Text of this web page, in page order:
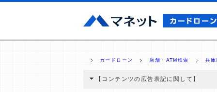
カードローン 店舗・ATM検索 兵庫
【コンテンツの広告表記に関して】